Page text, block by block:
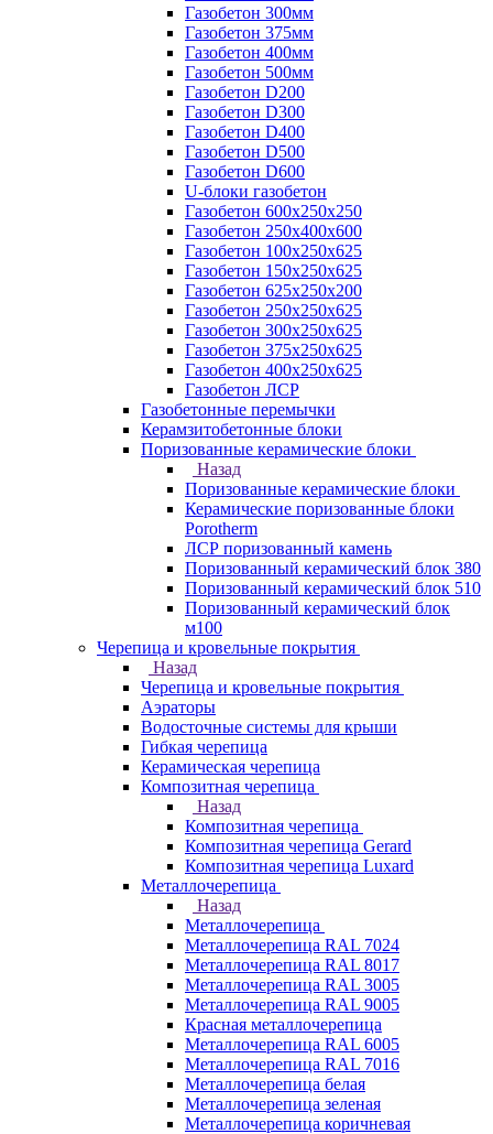
Газобетон 300мм
Газобетон 375мм
Газобетон 400мм
Газобетон 500мм
Газобетон D200
Газобетон D300
Газобетон D400
Газобетон D500
Газобетон D600
U-блоки газобетон
Газобетон 600x250x250
Газобетон 250x400x600
Газобетон 100х250х625
Газобетон 150х250х625
Газобетон 625х250х200
Газобетон 250х250х625
Газобетон 300х250х625
Газобетон 375х250х625
Газобетон 400х250х625
Газобетон ЛСР
Газобетонные перемычки
Керамзитобетонные блоки
Поризованные керамические блоки
Назад
Поризованные керамические блоки
Керамические поризованные блоки
Porotherm
ЛСР поризованный камень
Поризованный керамический блок 380
Поризованный керамический блок 510
Поризованный керамический блок
м100
Черепица и кровельные покрытия
Назад
Черепица и кровельные покрытия
Аэраторы
Водосточные системы для крыши
Гибкая черепица
Керамическая черепица
Композитная черепица
Назад
Композитная черепица
Композитная черепица Gerard
Композитная черепица Luxard
Металлочерепица
Назад
Металлочерепица
Металлочерепица RAL 7024
Металлочерепица RAL 8017
Металлочерепица RAL 3005
Металлочерепица RAL 9005
Красная металлочерепица
Металлочерепица RAL 6005
Металлочерепица RAL 7016
Металлочерепица белая
Металлочерепица зеленая
Металлочерепица коричневая